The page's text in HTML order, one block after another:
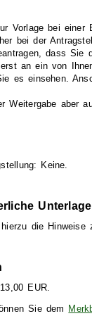
Vorlage bei einer
bei der
dass Sie
an ein von
es einsehen.
Weitergabe aber
Keine.
die Hinweise
EUR.
Sie dem